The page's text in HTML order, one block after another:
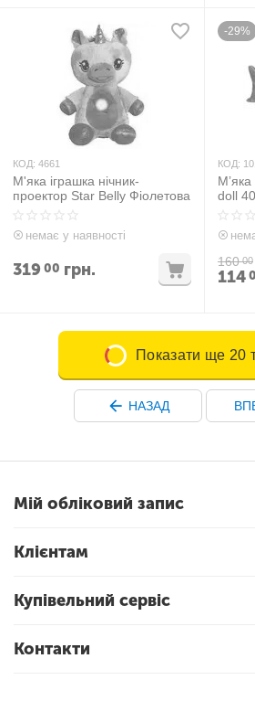
КОД: 4661
М'яка іграшка нічник-
проектор Star Belly Фіолетова
немає у наявності
31900 грн.
-29%
КОД:
Мʼяка
doll
160 00
114
Показати ще 20
НАЗАД
Мій обліковий запис
Клієнтам
Купівельний сервіс
Контакти